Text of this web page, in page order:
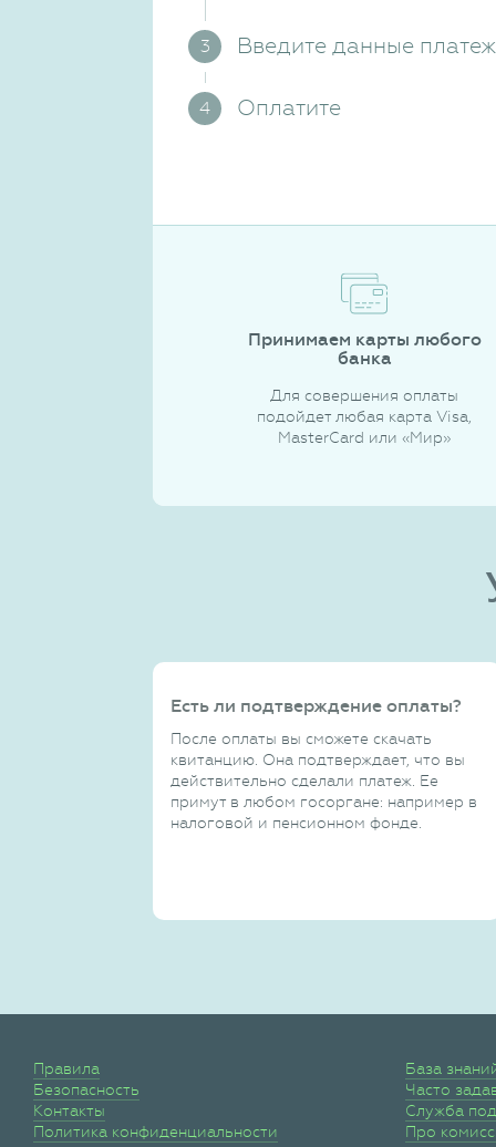
Введите данные
Оплатите
Принимаем карты любого
банка
Для совершения оплаты
подойдет любая карта Visa,
MasterCard или «Мир»
Есть ли подтверждение оплаты?
После оплаты вы сможете скачать
квитанцию. Она подтверждает, что вы
действительно сделали платеж. Ее
примут в любом госоргане: например в
налоговой и пенсионном фонде.
Правила
Безопасность
Контакты
Политика конфиденциальности
База
Часто
Служба
Про